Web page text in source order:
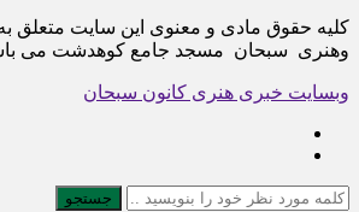
کلیه حقوق مادی و معنوی این سایت متعلق
وهنری سبحان مسجد جامع کوهدشت می
وبسایت خبری هنری کانون سبحان
جستجو